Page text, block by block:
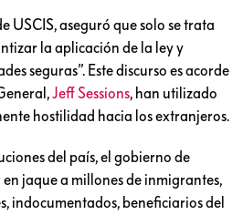
USCIS, aseguró que solo se trata
la aplicación de la ley y
seguras”. Este discurso es acorde
Jeff Sessions, han utilizado
hostilidad hacia los extranjeros.
del país, el gobierno de
jaque a millones de inmigrantes,
indocumentados, beneficiarios del